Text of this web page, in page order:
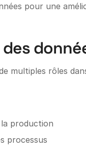
pour une
multiples rôles
production
processus